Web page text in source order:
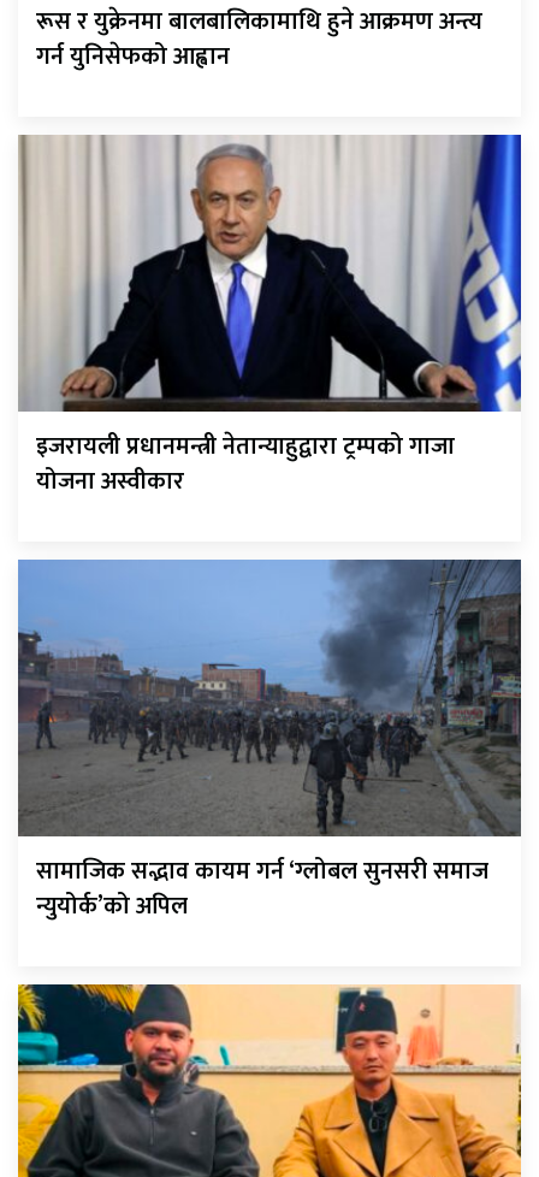
रूस र युक्रेनमा बालबालिकामाथि हुने आक्रमण अन्त्य
गर्न युनिसेफको आह्वान
इजरायली प्रधानमन्त्री नेतान्याहुद्वारा ट्रम्पको गाजा
योजना अस्वीकार
सामाजिक सद्भाव कायम गर्न ‘ग्लोबल सुनसरी समाज
न्युयोर्क’को अपिल